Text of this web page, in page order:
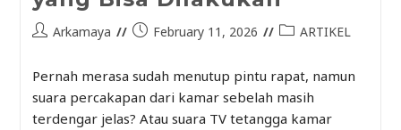
Arkamaya February 11, 2026 ARTIKEL
Pernah merasa sudah menutup pintu rapat, namun
suara percakapan dari kamar sebelah masih
terdengar jelas? Atau suara TV tetangga kamar